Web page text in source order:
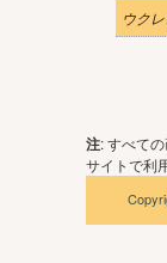
注: すべて
サイトで利